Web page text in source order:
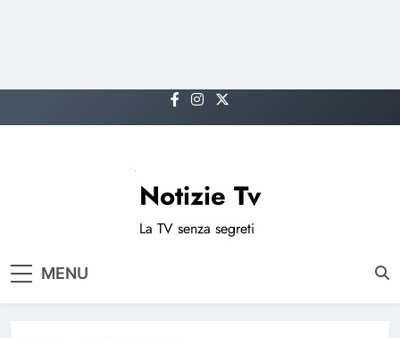
to
Notizie Tv
La TV senza segreti
MENU